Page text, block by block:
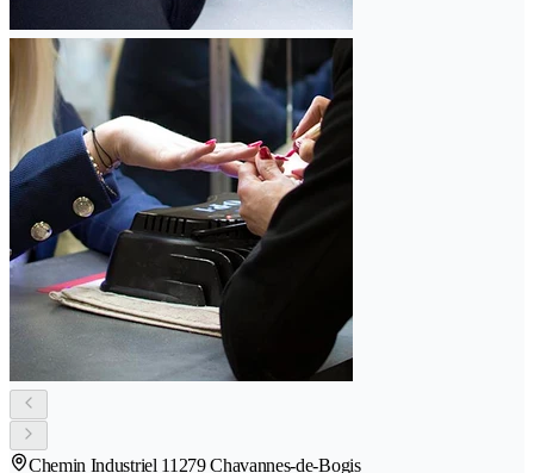
Chemin Industriel 11279 Chavannes-de-Bogis